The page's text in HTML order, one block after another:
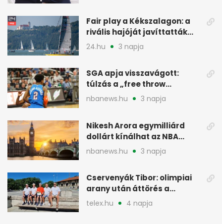
Fair play a Kékszalagon: a
rivális hajóját javíttatták
meg
24.hu 3 napja
SGA apja visszavágott:
túlzás a „free throw
merchant” címke?
nbanews.hu 3 napja
Nikesh Arora egymilliárd
dollárt kínálhat az NBA
Europe londoni csapatáért
nbanews.hu 3 napja
Cservenyák Tibor: olimpiai
arany után áttörés a
rákkutatásban
telex.hu 4 napja